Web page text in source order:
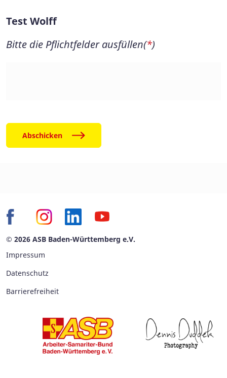
Test Wolff
Bitte die Pflichtfelder ausfüllen(*)
Abschicken
© 2026 ASB Baden-Württemberg e.V.
Impressum
Datenschutz
Barrierefreiheit